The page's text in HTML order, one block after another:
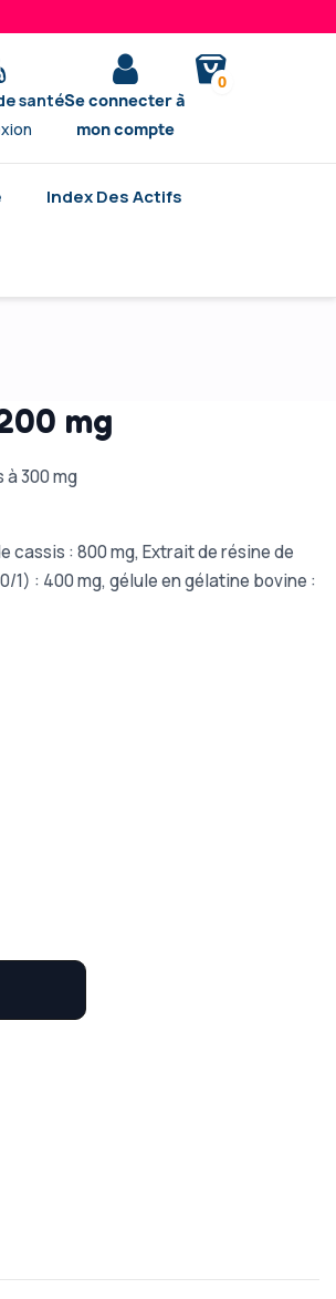
santéSe connecter à
mon compte
0
Index Des Actifs
mg
à 300 mg
cassis : 800 mg, Extrait de résine de
1) : 400 mg, gélule en gélatine bovine :